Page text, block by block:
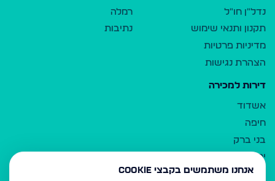
נדל"ן חו"ל
תקנון ותנאי שימוש
מדיניות פרטיות
הצהרת נגישות
רמלה
נתיבות
דירות למכירה
אשדוד
חיפה
בני ברק
ירושלים
אלעד
אנחנו משתמשים בקבצי Cookie